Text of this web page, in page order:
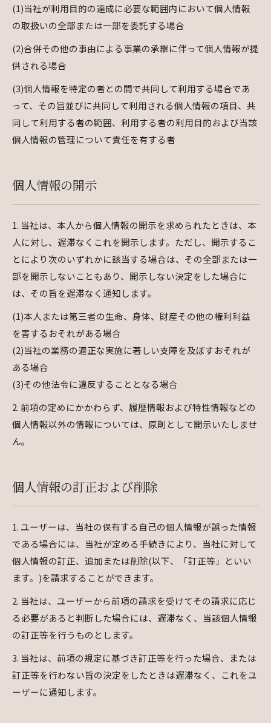
(1)当社が利用目的の達成に必要な範囲内において個人情報
の取扱いの全部または一部を委託する場合
(2)合併その他の事由による事業の承継に伴って個人情報が提
供される場合
(3)個人情報を特定の者との間で共同して利用する場合であ
って、その旨並びに共同して利用される個人情報の項目、共
同して利用する者の範囲、利用する者の利用目的および当該
個人情報の管理について責任を有する者
個人情報の開示
1. 当社は、本人から個人情報の開示を求められたときは、本
人に対し、遅滞なくこれを開示します。ただし、開示するこ
とにより次のいずれかに該当する場合は、その全部または一
部を開示しないこともあり、開示しない決定をした場合に
は、その旨を遅滞なく通知します。
(1)本人または第三者の生命、身体、財産その他の権利利益
を害するおそれがある場合
(2)当社の業務の適正な実施に著しい支障を及ぼすおそれが
ある場合
(3)その他法令に違反することとなる場合
2. 前項の定めにかかわらず、履歴情報および特性情報などの
個人情報以外の情報については、原則として開示いたしませ
ん。
個人情報の訂正および削除
1. ユーザーは、当社の保有する自己の個人情報が誤った情報
である場合には、当社が定める手続きにより、当社に対して
個人情報の訂正、追加または削除(以下、「訂正等」といい
ます。)を請求することができます。
2. 当社は、ユーザーから前項の請求を受けてその請求に応じ
る必要があると判断した場合には、遅滞なく、当該個人情報
の訂正等を行うものとします。
3. 当社は、前項の規定に基づき訂正等を行った場合、または
訂正等を行わない旨の決定をしたときは遅滞なく、これをユ
ーザーに通知します。